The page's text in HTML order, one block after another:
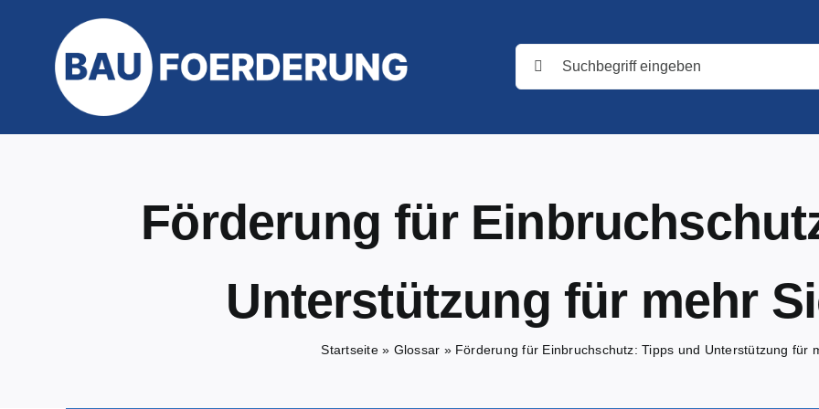
springen
Förderung für
Unterstützung für mehr
Startseite» Glossar » Förderung für Einbruchschutz: Tipps und Unterstützung für